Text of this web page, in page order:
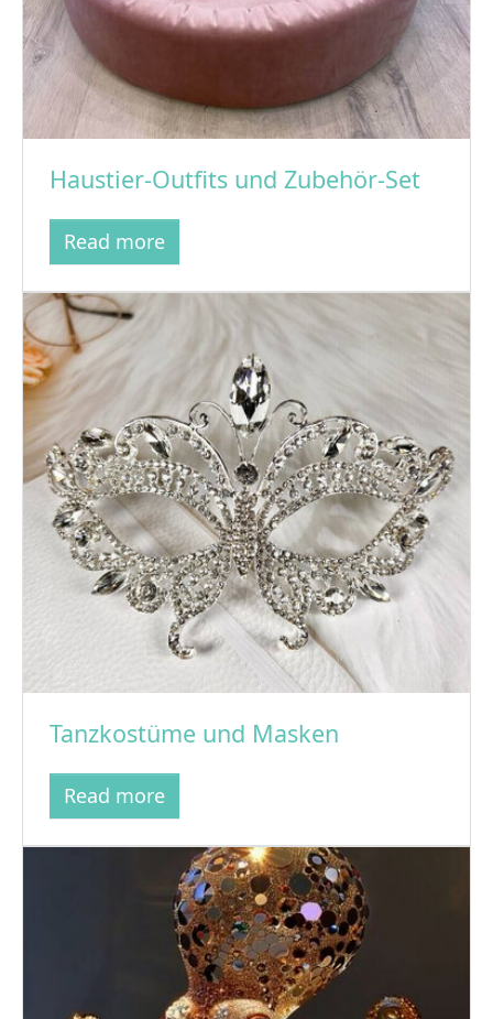
Haustier-Outfits und Zubehör-Set
Read more
Tanzkostüme und Masken
Read more